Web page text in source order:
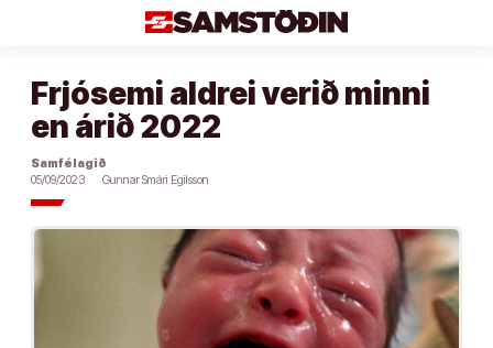
Frjósemi aldrei verið minni
en árið 2022
Samfélagið
05/09/2023
Gunnar Smári Egilsson